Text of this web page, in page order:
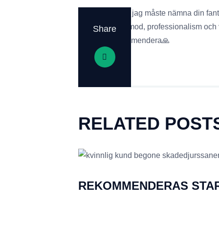
Share
Kära Christian, jag måste nämna din
Du visade tålamod, professionalism
varmt att rekommendera🙏
RELATED
REKOMMENDERAS